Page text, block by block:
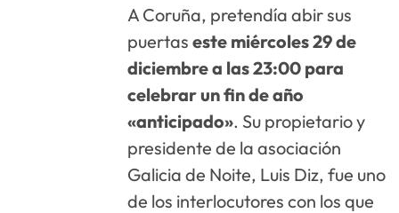
A Coruña, pretendía abir sus
puertaseste miércoles 29 de
diciembre a las 23:00 para
celebrar un fin de año
«anticipado». Su propietario y
presidente de la asociación
Galicia de Noite, Luis Diz, fue uno
de los interlocutores con los que